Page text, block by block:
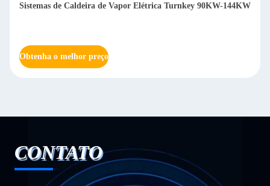
Sistemas de Caldeiras de Água Quente a Óleo/Gás Ecológicos
Obtenha o melhor preço
CONTATO